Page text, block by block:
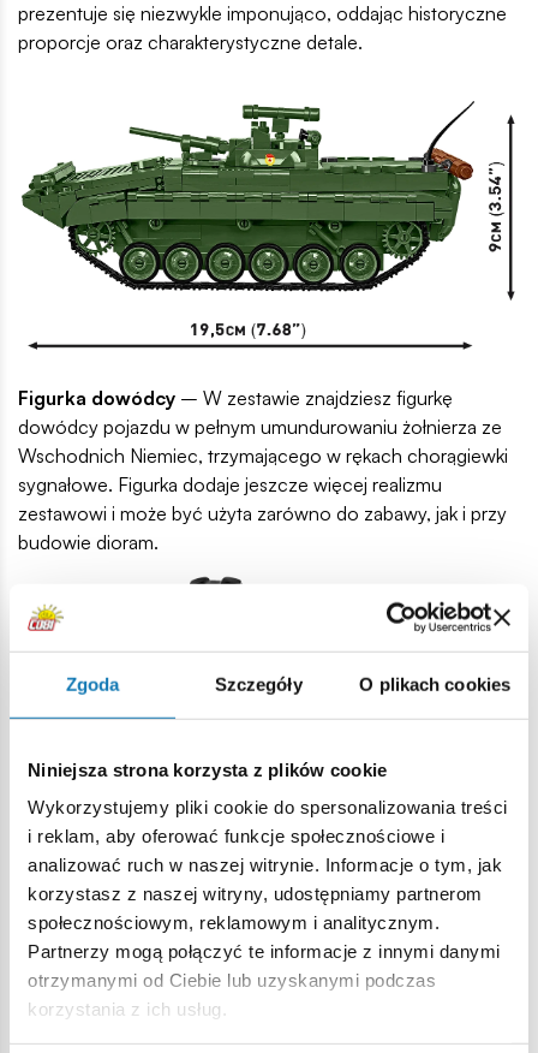
Zgoda Szczegóły O plikach cookies
Niniejsza strona korzysta z plików cookie
Wykorzystujemy pliki cookie do spersonalizowania treści
i reklam, aby oferować funkcje społecznościowe i
analizować ruch w naszej witrynie. Informacje o tym, jak
korzystasz z naszej witryny, udostępniamy partnerom
społecznościowym, reklamowym i analitycznym.
Partnerzy mogą połączyć te informacje z innymi danymi
otrzymanymi od Ciebie lub uzyskanymi podczas
korzystania z ich usług.
prezentuje się niezwykle imponująco, oddając historyczne
proporcje oraz charakterystyczne detale.
Figurka dowódcy – W zestawie znajdziesz figurkę
dowódcy pojazdu w pełnym umundurowaniu żołnierza ze
Wschodnich Niemiec, trzymającego w rękach chorągiewki
sygnałowe. Figurka dodaje jeszcze więcej realizmu
zestawowi i może być użyta zarówno do zabawy, jak i przy
budowie dioram.